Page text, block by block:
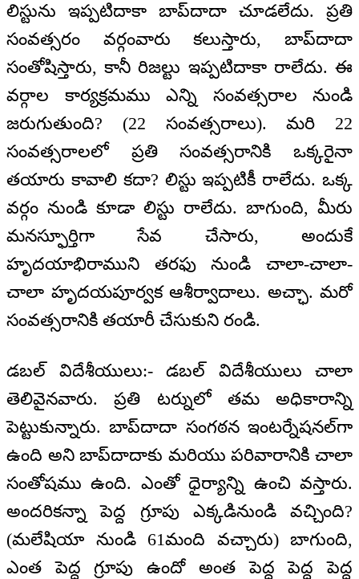
లిస్టును ఇప్పటిదాకా బాప్‌దాదా చూడలేదు. ప్రతి
సంవత్సరం వర్గంవారు కలుస్తారు, బాప్‌దాదా
సంతోషిస్తారు, కానీ రిజల్టు ఇప్పటిదాకా రాలేదు. ఈ
వర్గాల కార్యక్రమము ఎన్ని సంవత్సరాల నుండి
జరుగుతుంది? (22 సంవత్సరాలు). మరి 22
సంవత్సరాలలో ప్రతి సంవత్సరానికి ఒక్కరైనా
తయారు కావాలి కదా? లిస్టు ఇప్పటికీ రాలేదు. ఒక్క
వర్గం నుండి కూడా లిస్టు రాలేదు. బాగుంది, మీరు
మనస్ఫూర్తిగా సేవ చేసారు, అందుకే
హృదయాభిరాముని తరఫు నుండి చాలా-చాలా-
చాలా హృదయపూర్వక ఆశీర్వాదాలు. అచ్ఛా. మరో
సంవత్సరానికి తయారీ చేసుకుని రండి.
డబల్‌ విదేశీయులు:- డబల్‌ విదేశీయులు చాలా
తెలివైనవారు. ప్రతి టర్నులో తమ అధికారాన్ని
పెట్టుకున్నారు. బాప్‌దాదా సంగఠన ఇంటర్నేషనల్‌గా
ఉంది అని బాప్‌దాదాకు మరియు పరివారానికి చాలా
సంతోషము ఉంది. ఎంతో ధైర్యాన్ని ఉంచి వస్తారు.
అందరికన్నా పెద్ద గ్రూపు ఎక్కడినుండి వచ్చింది?
(మలేషియా నుండి 61మంది వచ్చారు) బాగుంది,
ఎంత పెద్ద గ్రూపు ఉందో అంత పెద్ద పెద్ద పెద్ద